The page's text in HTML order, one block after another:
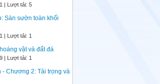
| Lượt tải: 5
Sàn sườn toàn khối
| Lượt tải: 1
vật và đất đá
| Lượt tải: 1
- Chương 2: Tải trọng và